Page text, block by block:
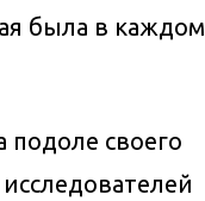
была в каждом
своего